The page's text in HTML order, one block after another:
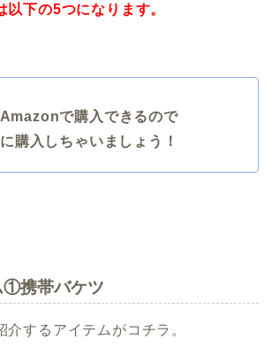
以下の5つになります。
で購入できるので
購入しちゃいましょう！
①携帯バケツ
介するアイテムがコチラ。